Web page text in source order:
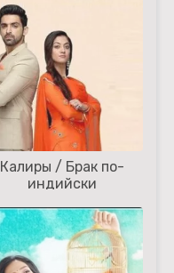
Калиры / Брак по-
индийски